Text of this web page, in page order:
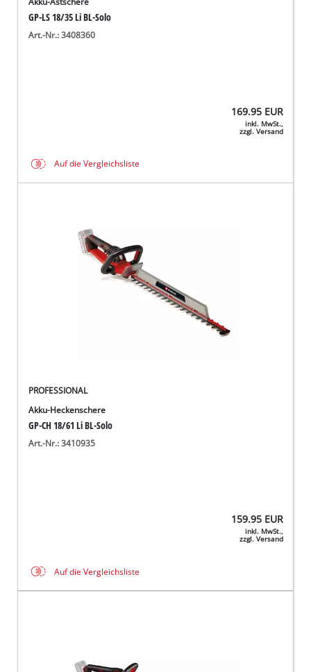
GP-LS 18/35 Li BL-Solo
Art.-Nr.: 3408360
169.95 EUR
inkl. MwSt.,
zzgl. Versand
Auf die Vergleichsliste
PROFESSIONAL
Akku-Heckenschere
GP-CH 18/61 Li BL-Solo
Art.-Nr.: 3410935
159.95 EUR
inkl. MwSt.,
zzgl. Versand
Auf die Vergleichsliste